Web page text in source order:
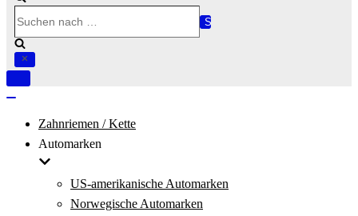
nach …
Navigation
Zahnriemen / Kette
Automarken
US-amerikanische Automarken
Norwegische Automarken